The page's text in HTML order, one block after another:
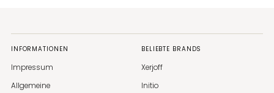
INFORMATIONEN
Impressum
Allgemeine
BELIEBTE BRANDS
Xerjoff
Initio